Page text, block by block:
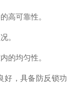
高可靠性。
。
的均匀性。
好，具备防反锁功